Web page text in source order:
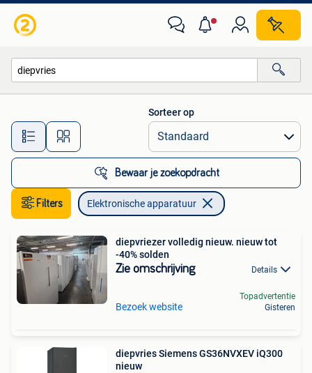
Alle afstanden…
Sorteer op
Bewaar je zoekopdracht
Filters Elektronische apparatuur
diepvriezer volledig nieuw. nieuw tot
-40% solden
Zie omschrijving Details
Bezoek website
Topadvertentie
Gisteren
diepvries Siemens GS36NVXEV iQ300
nieuw